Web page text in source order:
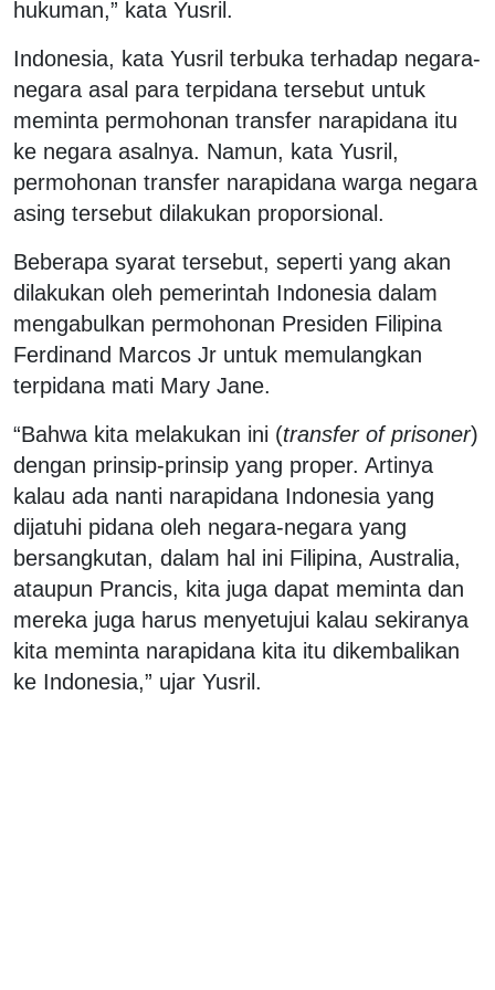
hukuman,” kata Yusril.
Indonesia, kata Yusril terbuka terhadap negara-
negara asal para terpidana tersebut untuk
meminta permohonan transfer narapidana itu
ke negara asalnya. Namun, kata Yusril,
permohonan transfer narapidana warga negara
asing tersebut dilakukan proporsional.
Beberapa syarat tersebut, seperti yang akan
dilakukan oleh pemerintah Indonesia dalam
mengabulkan permohonan Presiden Filipina
Ferdinand Marcos Jr untuk memulangkan
terpidana mati Mary Jane.
“Bahwa kita melakukan ini (transfer of prisoner)
dengan prinsip-prinsip yang proper. Artinya
kalau ada nanti narapidana Indonesia yang
dijatuhi pidana oleh negara-negara yang
bersangkutan, dalam hal ini Filipina, Australia,
ataupun Prancis, kita juga dapat meminta dan
mereka juga harus menyetujui kalau sekiranya
kita meminta narapidana kita itu dikembalikan
ke Indonesia,” ujar Yusril.